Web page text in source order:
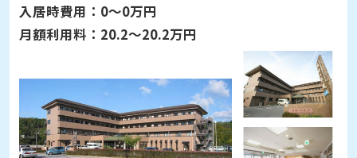
入居時費用： 0～0万円
月額利用料： 20.2～20.2万円